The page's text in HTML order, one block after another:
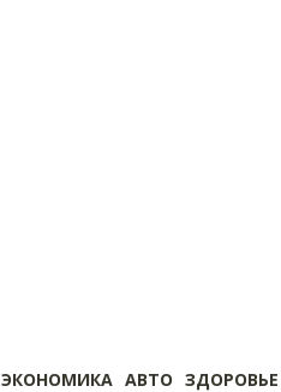
ЭКОНОМИКА АВТО ЗДОРОВЬЕ